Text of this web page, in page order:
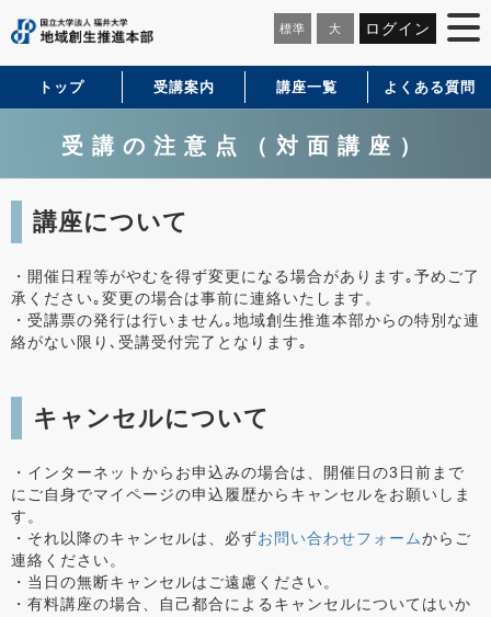
ログイン
標準 大
トップ 受講案内 講座一覧 よくある質問
受講の注意点（対面講座）
講座について
・開催日程等がやむを得ず変更になる場合があります｡予めご了
承ください｡変更の場合は事前に連絡いたします。
・受講票の発行は行いません｡地域創生推進本部からの特別な連
絡がない限り､受講受付完了となります｡
キャンセルについて
・インターネットからお申込みの場合は、開催日の3日前まで
にご自身でマイページの申込履歴からキャンセルをお願いしま
す。
・それ以降のキャンセルは、必ずお問い合わせフォームからご
連絡ください。
・当日の無断キャンセルはご遠慮ください。
・有料講座の場合、自己都合によるキャンセルについてはいか